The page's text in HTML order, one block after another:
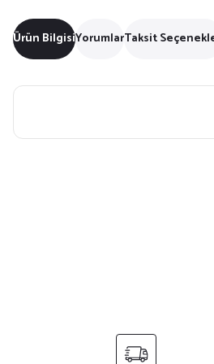
Ürün BilgisiYorumlarTaksit
Bu ürüne benzer farklı alternatifler